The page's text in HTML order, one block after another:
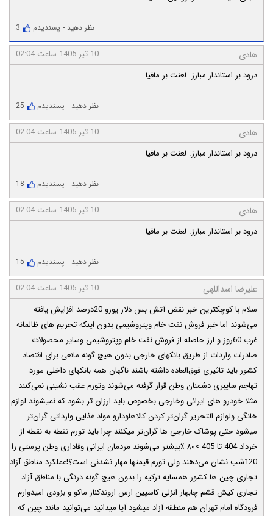
نظر دهید - پسندیدم
هادی
10 تیر 1405 ساعت 02:04
درود بر استاندار مبارز. لعنت بر مافیا
نظر دهید - پسندیدم
هادی
10 تیر 1405 ساعت 02:04
درود بر استاندار مبارز. لعنت بر مافیا
نظر دهید - پسندیدم
هادی
10 تیر 1405 ساعت 02:04
درود بر استاندار مبارز. لعنت بر مافیا
نظر دهید - پسندیدم
علیرضا اسداللهی
10 تیر 1405 ساعت 02:04
سلام با کوچکترین خبر نقض آتش بس دلار یورو 20درصد افزایش یافته
می‌شوند اما خبر فروش نفت خام وپتروشیمی بدون اینکه تحریم های ظالمانه
غرب 60روز و ارز حاصله از فروش نفت خام وپتروشیمی وسایر محصولات
صادرات واردات از طریق بانکهای خارجی بدون هیچ گونه مانعی برای اقتصاد
کشور باید تاثیری فوق‌العاده داشته باشند ناگهان همه بانکهای داخلی مورد
تهاجم سایبری دشمنان وطن قرار گرفته می‌شوند وتورم عقب نشینی نمی‌کنند
مثلا خودرو های ایرانی وخارجی بخصوص باید ارزان تر بشود که نمیشوند لوازم
خانگی ولوازم التحریر گران‌تر کردن کالاهاودارو مواد غذایی وارداتی گران‌تر
میشود حتی پوشاک خارجی ها گران‌تر میکنند چرا باید تورم نقطه به نقطه از
خرداد 404 تا 405 >۸۰ ٪بیشتر می‌شوند مردمان ایرانی وفاداری وطن پرستی را
120شب نشان می‌دهند ولی تورم قیمتها مهار نشدنی است؟!عملکرد مناطق آزاد
تجاری چین ها کشور همسایه ترکیه را بدون هیچ گونه درنگی با مناطق آزاد
تجاری کیش قشم چابهار انزلی کاسپین ارس اروندکنار ماکو و بزودی امیدوارم
فرودگاه امام تهران هم منطقه آزاد میشود آیا میدانید می‌توانید مانند چین که